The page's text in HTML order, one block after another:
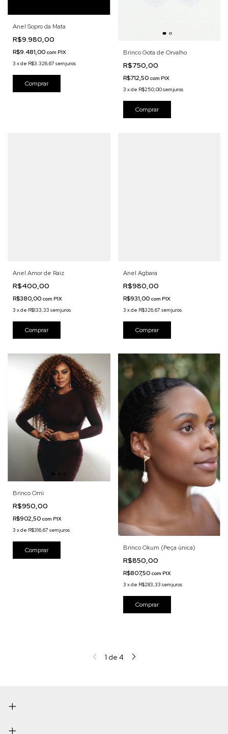
Anel Sopro da Mata
R$9.980,00
R$9.481,00 com PIX
3 xde R$3.326,67 sem juros
Brinco Gota de Orvalho
R$750,00
R$712,50 com PIX
3 xde R$250,00sem juros
Anel Amor de Raiz
R$400,00
R$380,00 com PIX
3 xde R$133,33 sem juros
Anel Agbara
R$980,00
R$931,00 com PIX
3 xde R$326,67 sem juros
Brinco Omi
R$950,00
R$902,50 com PIX
3 xde R$316,67 sem juros
Brinco Okum (Peça única)
R$850,00
R$807,50 com PIX
3 xde R$283,33 sem juros
1 de 4